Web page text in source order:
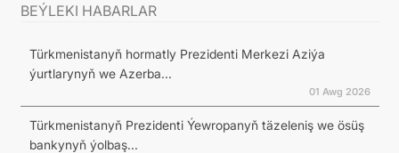
BEÝLEKI HABARLAR
Türkmenistanyň hormatly Prezidenti Merkezi Aziýa
ýurtlarynyň we Azerba...
01 Awg 2026
Türkmenistanyň Prezidenti Ýewropanyň täzeleniş we ösüş
bankynyň ýolbaş...